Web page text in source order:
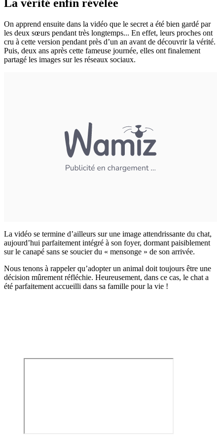
La vérité enfin révélée
On apprend ensuite dans la vidéo que le secret a été bien gardé par
les deux sœurs pendant très longtemps... En effet, leurs proches ont
cru à cette version pendant près d’un an avant de découvrir la vérité.
Puis, deux ans après cette fameuse journée, elles ont finalement
partagé les images sur les réseaux sociaux.
La vidéo se termine d’ailleurs sur une image attendrissante du chat,
aujourd’hui parfaitement intégré à son foyer, dormant paisiblement
sur le canapé sans se soucier du « mensonge » de son arrivée.
Nous tenons à rappeler qu’adopter un animal doit toujours être une
décision mûrement réfléchie. Heureusement, dans ce cas, le chat a
été parfaitement accueilli dans sa famille pour la vie !